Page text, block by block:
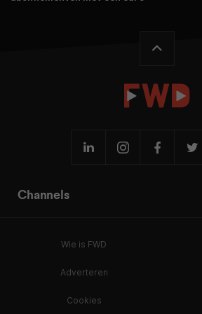
Channels
Wie is FWD
Adverteren
Cookies